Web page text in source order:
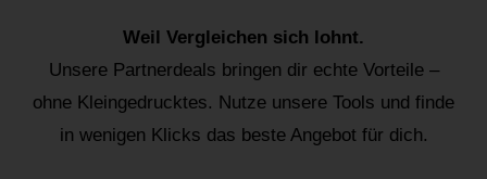
Weil Vergleichen sich lohnt.
Unsere Partnerdeals bringen dir echte Vorteile –
ohne Kleingedrucktes. Nutze unsere Tools und finde
in wenigen Klicks das beste Angebot für dich.